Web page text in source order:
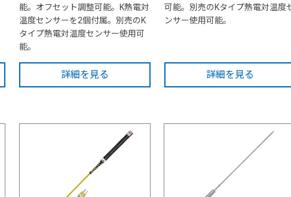
能。オフセット調整可能。K熱電対
温度センサーを2個付属。別売のK
タイプ熱電対温度センサー使用可
能。
詳細を見る
可能。別売のKタイプ熱電対温度
ンサー使用可能。
詳細を見る